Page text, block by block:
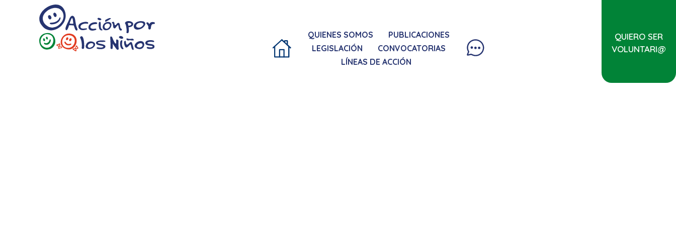
QUIENES SOMOS
PUBLICACIONES
LEGISLACIÓN
CONVOCATORIAS
LÍNEAS DE ACCIÓN
QUIERO SER
VOLUNTARI@